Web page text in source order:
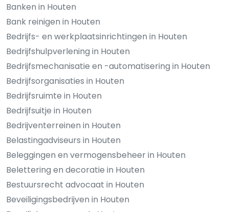
Banken in Houten
Bank reinigen in Houten
Bedrijfs- en werkplaatsinrichtingen in Houten
Bedrijfshulpverlening in Houten
Bedrijfsmechanisatie en -automatisering in Houten
Bedrijfsorganisaties in Houten
Bedrijfsruimte in Houten
Bedrijfsuitje in Houten
Bedrijventerreinen in Houten
Belastingadviseurs in Houten
Beleggingen en vermogensbeheer in Houten
Belettering en decoratie in Houten
Bestuursrecht advocaat in Houten
Beveiligingsbedrijven in Houten